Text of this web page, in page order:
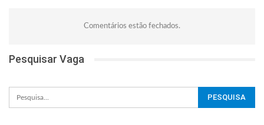
Comentários estão fechados.
Pesquisar Vaga